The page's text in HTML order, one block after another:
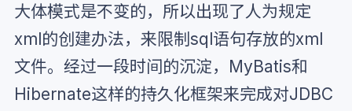
大体模式是不变的，所以出现了人为规定
xml的创建办法，来限制sql语句存放的xml
文件。经过一段时间的沉淀，MyBatis和
Hibernate这样的持久化框架来完成对JDBC